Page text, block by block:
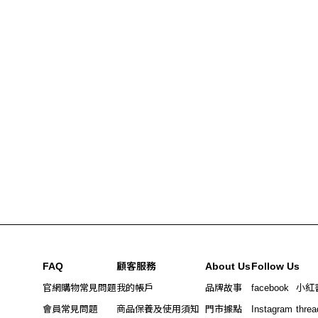
FAQ
官網購物常見問題
會員常見問題
顧客服務
我的帳戶
商品保養及使用須知
About Us
品牌故事
門市據點
Follow Us
facebook
Instagram
小紅